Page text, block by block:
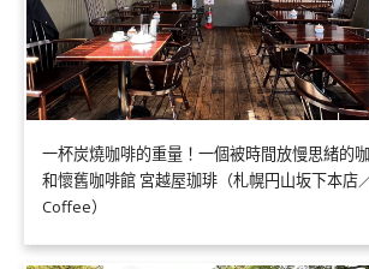
一杯炭燒咖啡的重量！一個被時間放慢思緒的
和懷舊咖啡館 宮越屋珈琲（札幌円山坂下本店
Coffee）